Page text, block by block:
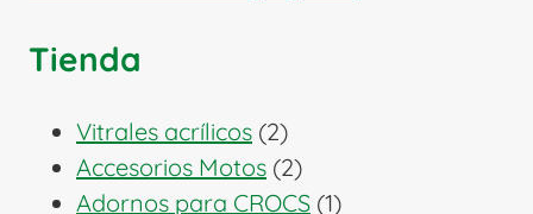
Tienda
Vitrales acrílicos 22
productos
Accesorios Motos 22
productos
Adornos para CROCS 11